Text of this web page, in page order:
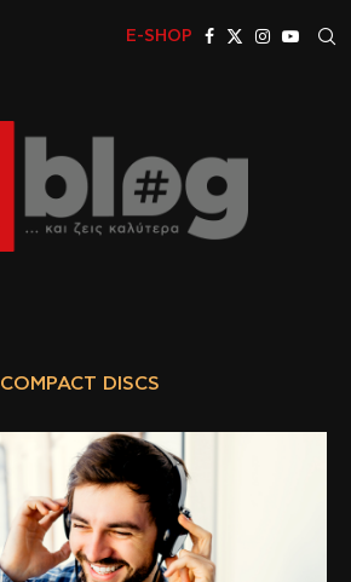
E-SHOP
COMPACT DISCS